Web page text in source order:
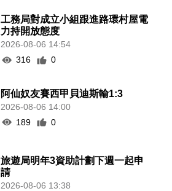
工務局對成立小組跟進路環村屋電
力持開放態度
2026-08-06 14:54
316
0
阿仙奴友賽西甲貝迪斯輸1:3
2026-08-06 14:00
189
0
旅遊局明年3資助計劃下週一起申
請
2026-08-06 13:38